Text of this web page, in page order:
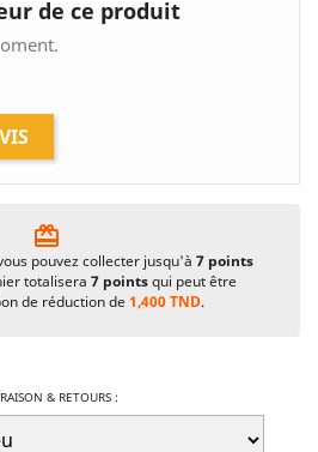
de ce produit
card_giftcard
pouvez collecter jusqu'à 7points
totalisera 7pointsqui peut être
de réduction de1,400 TND.
& RETOURS :